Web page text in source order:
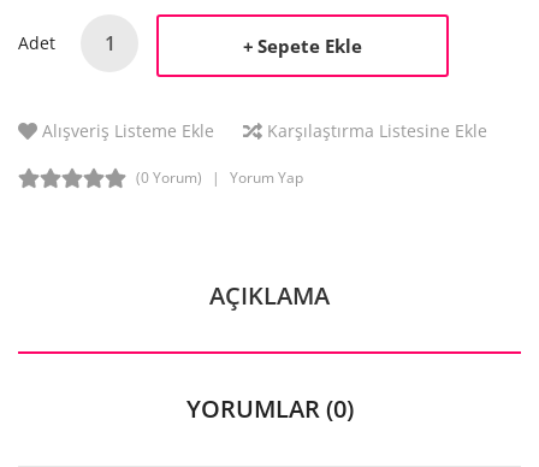
Adet Sepete Ekle
Alışveriş Listeme Ekle Karşılaştırma Listesine Ekle
(0 Yorum) Yorum Yap
AÇIKLAMA
YORUMLAR (0)